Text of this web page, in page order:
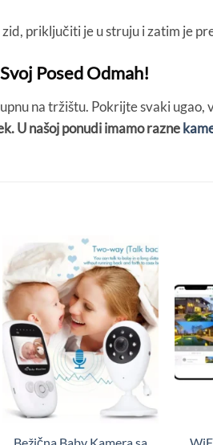
priključiti je u struju i zatim je
Posed Odmah!
na tržištu. Pokrijte svaki
U našoj ponudi imamo razne